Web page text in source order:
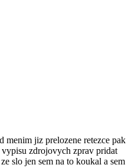
menim jiz prelozene retezce pak
zdrojovych zprav pridat
slo jen sem na to koukal a sem